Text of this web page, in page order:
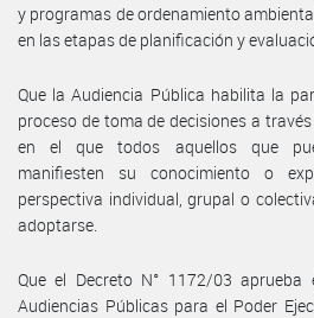
y programas de ordenamiento
en las etapas de planificación y
Que la Audiencia Pública habilita la
proceso de toma de decisiones a
en el que todos aquellos que
manifiesten su conocimiento o
perspectiva individual, grupal o
adoptarse.
Que el Decreto N° 1172/03 aprueba
Audiencias Públicas para el Poder